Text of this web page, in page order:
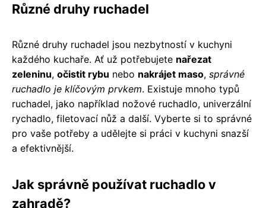
Různé druhy ruchadel
Různé druhy ruchadel jsou nezbytností v kuchyni
každého kuchaře. Ať už potřebujete nařezat
zeleninu, očistit rybu nebo nakrájet maso, správné
ruchadlo je klíčovým prvkem. Existuje mnoho typů
ruchadel, jako například nožové ruchadlo, univerzální
rychadlo, filetovací nůž a další. Vyberte si to správné
pro vaše potřeby a udělejte si práci v kuchyni snazší
a efektivnější.
Jak správně používat ruchadlo v
zahradě?